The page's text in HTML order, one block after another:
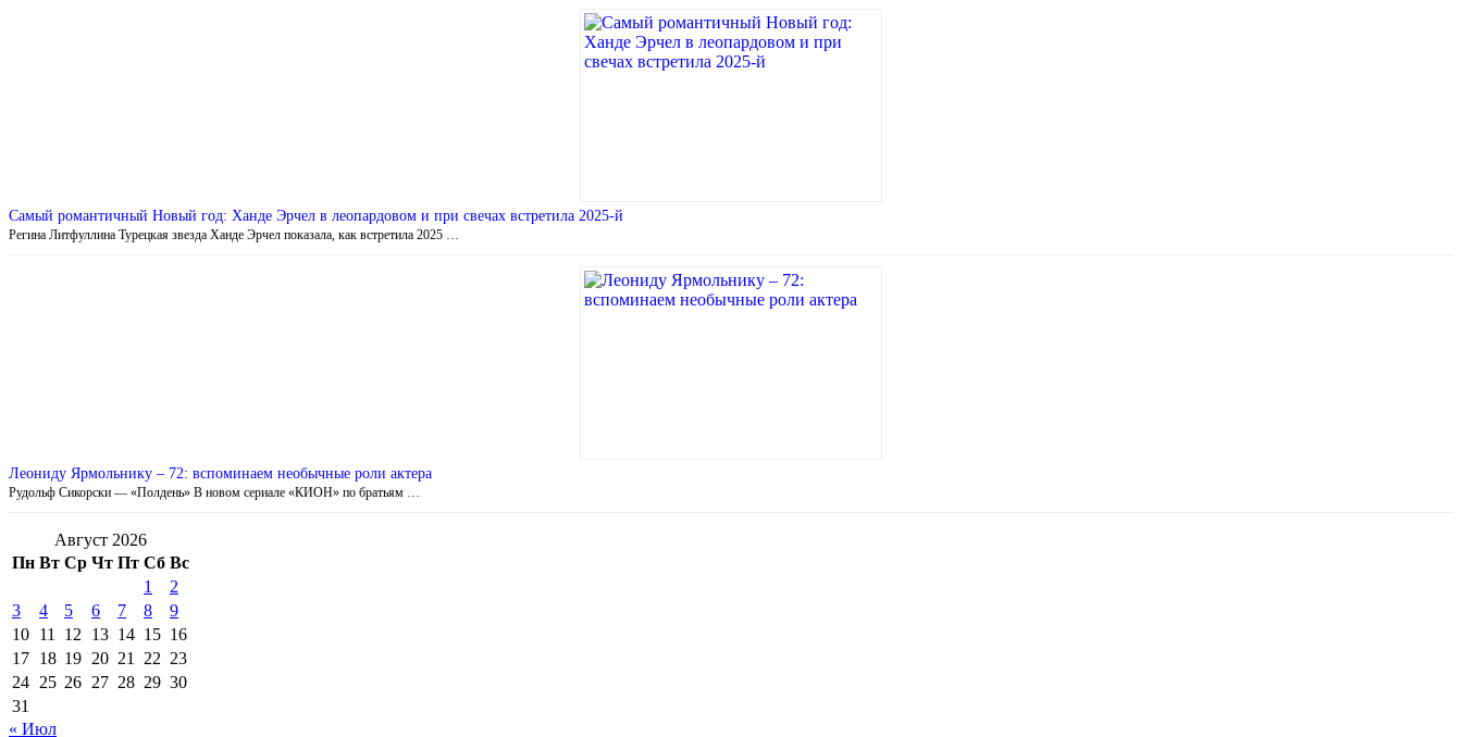
Самый романтичный Новый год: Ханде Эрчел в леопардовом и при свечах встретила 2025-й
Регина Литфуллина Турецкая звезда Ханде Эрчел показала, как встретила 2025 …
Леониду Ярмольнику – 72: вспоминаем необычные роли актера
Рудольф Сикорски — «Полдень» В новом сериале «КИОН» по братьям …
Август 2026
Пн Вт Ср Чт Пт Сб Вс
1
2
3
4 5 6 7 8
9
10 11 12 13 14 15 16
17 18 19 20 21 22 23
24 25 26 27 28 29 30
31
« Июл